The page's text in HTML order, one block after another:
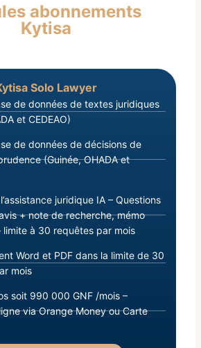
abonnements
Kytisa
Solo Lawyer
de données de textes juridiques
et CEDEAO)
de données de décisions de
(Guinée, OHADA et
juridique IA – Questions
+ note de recherche, mémo
limite à 30 requêtes par mois
Word et PDF dans la limite de 30
mois
soit 990 000 GNF /mois –
via Orange Money ou Carte